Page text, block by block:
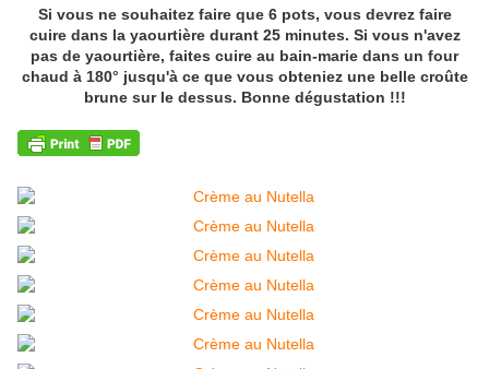
Si vous ne souhaitez faire que 6 pots, vous devrez faire
cuire dans la yaourtière durant 25 minutes. Si vous n'avez
pas de yaourtière, faites cuire au bain-marie dans un four
chaud à 180° jusqu'à ce que vous obteniez une belle croûte
brune sur le dessus. Bonne dégustation !!!